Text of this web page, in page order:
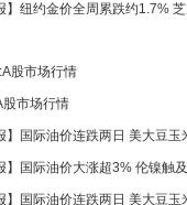
】纽约金价全周累跌约1.7%
股市场行情
市场行情
】国际油价连跌两日 美大豆玉
】国际油价大涨超3% 伦镍触
】国际油价连跌两日 美大豆玉